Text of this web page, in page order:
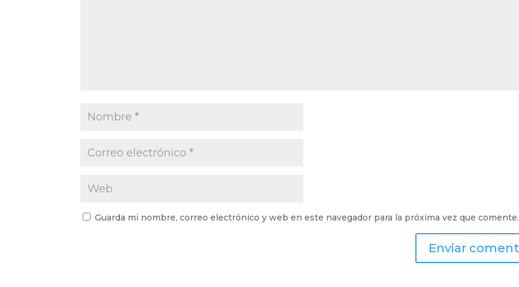
Guarda mi nombre, correo electrónico y web en este navegador para la próxima vez que comente.